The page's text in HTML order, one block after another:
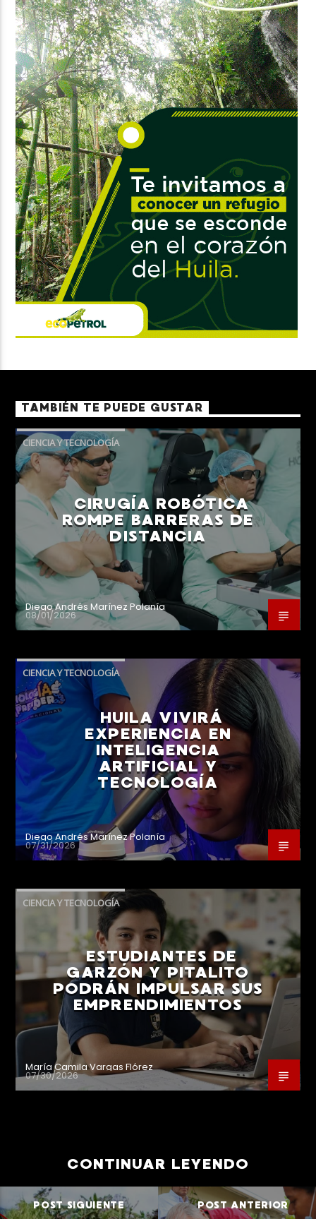
TAMBIÉN TE PUEDE GUSTAR
CIENCIA Y TECNOLOGÍA
CIRUGÍA ROBÓTICA
ROMPE BARRERAS DE
DISTANCIA
Diego Andrés Marínez Polanía
08/01/2026
CIENCIA Y TECNOLOGÍA
HUILA VIVIRÁ
EXPERIENCIA EN
INTELIGENCIA
ARTIFICIAL Y
TECNOLOGÍA
Diego Andrés Marínez Polanía
07/31/2026
CIENCIA Y TECNOLOGÍA
ESTUDIANTES DE
GARZÓN Y PITALITO
PODRÁN IMPULSAR SUS
EMPRENDIMIENTOS
María Camila Vargas Flórez
07/30/2026
CONTINUAR LEYENDO
POST SIGUIENTE POST ANTERIOR